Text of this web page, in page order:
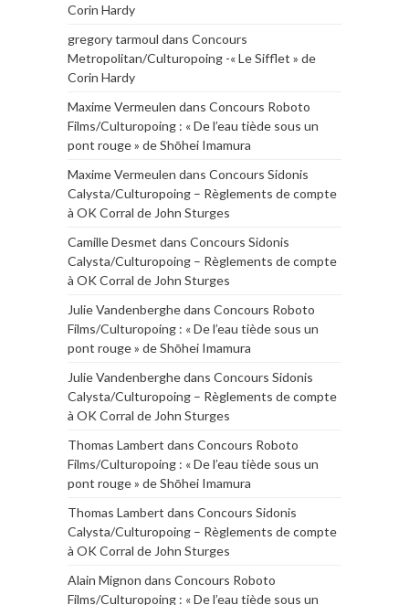
Corin Hardy
gregory tarmoul dans Concours
Metropolitan/Culturopoing -« Le Sifflet » de
Corin Hardy
Maxime Vermeulen dans Concours Roboto
Films/Culturopoing : « De l’eau tiède sous un
pont rouge » de Shōhei Imamura
Maxime Vermeulen dans Concours Sidonis
Calysta/Culturopoing – Règlements de compte
à OK Corral de John Sturges
Camille Desmet dans Concours Sidonis
Calysta/Culturopoing – Règlements de compte
à OK Corral de John Sturges
Julie Vandenberghedans Concours Roboto
Films/Culturopoing : « De l’eau tiède sous un
pont rouge » de Shōhei Imamura
Julie Vandenberghedans Concours Sidonis
Calysta/Culturopoing – Règlements de compte
à OK Corral de John Sturges
Thomas Lambert dans Concours Roboto
Films/Culturopoing : « De l’eau tiède sous un
pont rouge » de Shōhei Imamura
Thomas Lambert dans Concours Sidonis
Calysta/Culturopoing – Règlements de compte
à OK Corral de John Sturges
Alain Mignon dans Concours Roboto
Films/Culturopoing : « De l’eau tiède sous un